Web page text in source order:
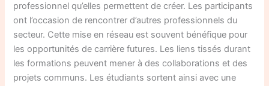
professionnel qu’elles permettent de créer. Les participants
ont l’occasion de rencontrer d’autres professionnels du
secteur. Cette mise en réseau est souvent bénéfique pour
les opportunités de carrière futures. Les liens tissés durant
les formations peuvent mener à des collaborations et des
projets communs. Les étudiants sortent ainsi avec une